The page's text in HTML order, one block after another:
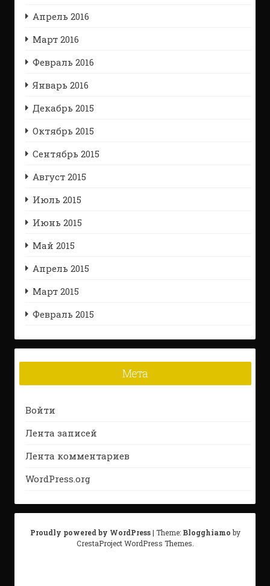
Апрель 2016
Март 2016
Февраль 2016
Январь 2016
Декабрь 2015
Октябрь 2015
Сентябрь 2015
Август 2015
Июль 2015
Июнь 2015
Май 2015
Апрель 2015
Март 2015
Февраль 2015
Мета
Войти
Лента записей
Лента комментариев
WordPress.org
Proudly powered by WordPress| Theme: Blogghiamo by
CrestaProject WordPress Themes.